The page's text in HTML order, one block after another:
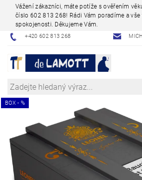
Vážení zákazníci, máte potíže s ověřením
číslo 602 813 268! Rádi Vám poradíme a vše
spokojenosti. Děkujeme Vám.
+420 602 813 268
BOX - %